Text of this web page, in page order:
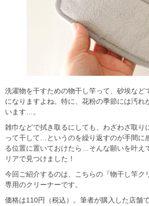
洗濯物を干すための物干し竿って、砂埃など
になりますよね。特に、花粉の季節には汚れ
います…。
雑巾などで拭き取るにしても、わざわざ取り
って干して…というのを繰り返すのが手間に
る位置に置いておけたら…そんな願いを叶え
リアで見つけました！
今回ご紹介するのは、こちらの『物干し竿ク
専用のクリーナーです。
価格は110円（税込）。筆者が購入した店舗